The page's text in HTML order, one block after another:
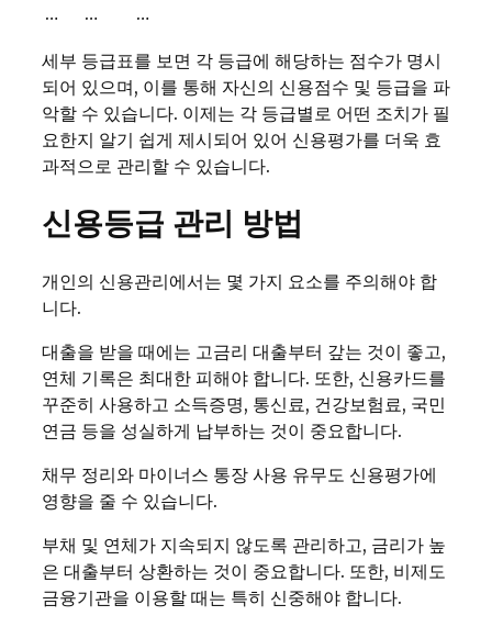
…
… …
세부 등급표를 보면 각 등급에 해당하는 점수가 명시
되어 있으며, 이를 통해 자신의 신용점수 및 등급을 파
악할 수 있습니다. 이제는 각 등급별로 어떤 조치가 필
요한지 알기 쉽게 제시되어 있어 신용평가를 더욱 효
과적으로 관리할 수 있습니다.
신용등급 관리 방법
개인의 신용관리에서는 몇 가지 요소를 주의해야 합
니다.
대출을 받을 때에는 고금리 대출부터 갚는 것이 좋고,
연체 기록은 최대한 피해야 합니다. 또한, 신용카드를
꾸준히 사용하고 소득증명, 통신료, 건강보험료, 국민
연금 등을 성실하게 납부하는 것이 중요합니다.
채무 정리와 마이너스 통장 사용 유무도 신용평가에
영향을 줄 수 있습니다.
부채 및 연체가 지속되지 않도록 관리하고, 금리가 높
은 대출부터 상환하는 것이 중요합니다. 또한, 비제도
금융기관을 이용할 때는 특히 신중해야 합니다.